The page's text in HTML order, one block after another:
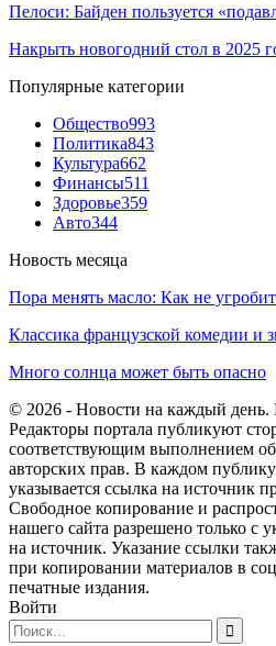
Пелоси: Байден пользуется
Накрыть новогодний стол в 2025
Популярные категории
Общество993
Политика843
Культура662
Финансы511
Здоровье359
Авто344
Новость месяца
Пора менять масло: Как не
Классика французской комедии и
Много солнца может быть опасно
© 2026 - Новости на каждый
Редакторы портала публикуют
соответствующим выполнением
авторских прав. В каждом
указывается ссылка на источник
Свободное копирование и
нашего сайта разрешено только с
на источник. Указание ссылки
при копировании материалов в
печатные издания.
Войти